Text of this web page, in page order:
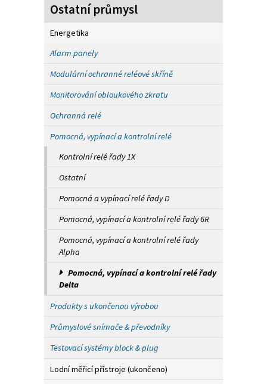
Ostatní průmysl
Energetika
Alarm panely
Modulární ochranné reléové skříně
Monitorování obloukového zkratu
Ochranná relé
Pomocná, vypínací a kontrolní relé
Kontrolní relé řady 1X
Ostatní
Pomocná a vypínací relé řady D
Pomocná, vypínací a kontrolní relé řady 6R
Pomocná, vypínací a kontrolní relé řady
Alpha
Pomocná, vypínací a kontrolní relé řady
Delta
Produkty s ukončenou výrobou
Průmyslové snímače & převodníky
Testovací systémy block & plug
Lodní měřicí přístroje (ukončeno)